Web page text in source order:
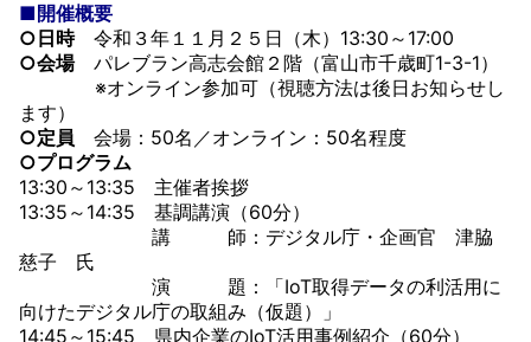
■開催概要
○日時令和３年１１月２５日（木）13:30～17:00
○会場パレブラン高志会館２階（富山市千歳町1-3-1）
※オンライン参加可（視聴方法は後日お知らせし
ます）
○定員 会場：50名／オンライン：50名程度
○プログラム
13:30～13:35 主催者挨拶
13:35～14:35 基調講演（60分）
講 師：デジタル庁・企画官 津脇
慈子 氏
演 題：「IoT取得データの利活用に
向けたデジタル庁の取組み（仮題）」
14:45～15:45 県内企業のIoT活用事例紹介（60分）